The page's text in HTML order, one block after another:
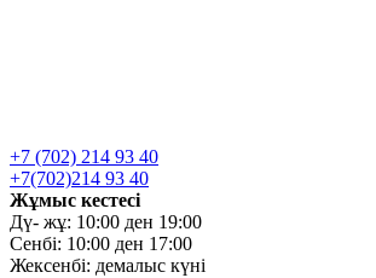
+7 (702) 214 93 40
+7(702)214 93 40
Жұмыс кестесі
Дү- жұ: 10:00 ден 19:00
Сенбі: 10:00 ден 17:00
Жексенбі: демалыс күні